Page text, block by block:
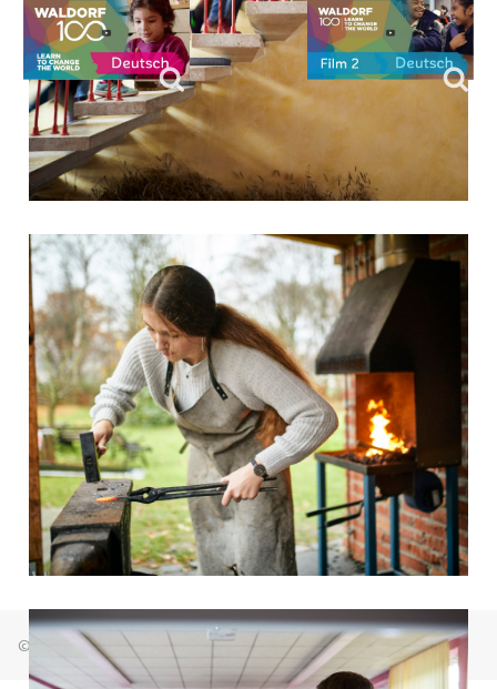
© Freie Waldorfschule Bremen Osterholz 2026